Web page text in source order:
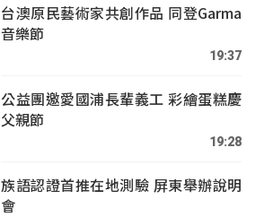
台澳原民藝術家共創作品 同登Garma
音樂節
19:37
公益團邀愛國浦長輩義工 彩繪蛋糕慶
父親節
19:28
族語認證首推在地測驗 屏東舉辦說明
會